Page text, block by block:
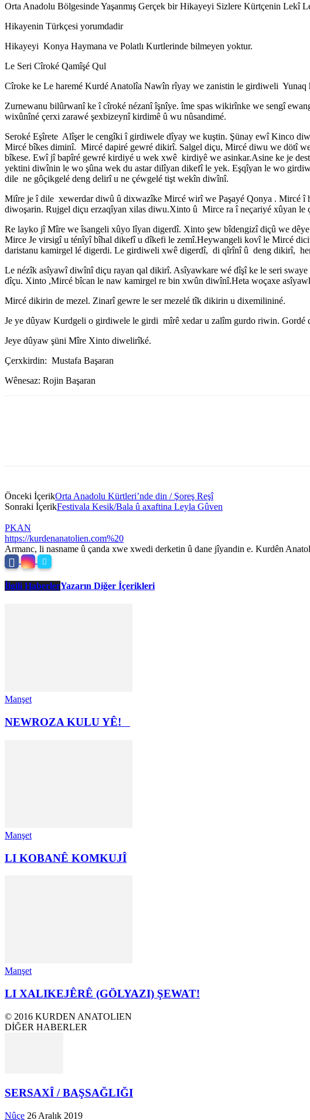
Orta Anadolu Bölgesinde Yaşanmış Gerçek bir Hikayeyi Sizlere Kürtçenin Lekî
Hikayenin Türkçesi yorumdadir
Hikayeyi Konya Haymana ve Polatlı Kurtlerinde bilmeyen yoktur.
Le Seri Cîroké Qamîşé Qul
Cîroke ke Le haremé Kurdé Anatolîa Nawîn rîyay we zanistin le girdiweli
Zurnewanu bilûrwanî ke î cîroké nézanî îşnîye. îme spas wikirînke we sengî
wixûnîné çerxi zarawé şexbizeynî kirdimê û wu nûsandimé.
Seroké Eşîrete Alîşer le cengîki î girdiwele dîyay we kuştin. Şünay ewî Kinco
Mircé bîkes diminî. Mircé dapiré gewré dikirî. Salgel diçu, Mircé diwu we dötî
bîkese. Ewî jî bapîré gewré kirdiyé u wek xwê kirdiyê we asinkar.Asine ke je
yektini diwînin le wo şûna wek du astar dilîyan dikefî le yek. Eşqîyan le wo
dile ne gôçikgelé deng delirî u ne çéwgelé tişt wekîn diwînî.
Miîre je î dile xewerdar diwû û dixwazîke Mircé wirî we Paşayé Qonya . Mircé
diwoşarin. Rujgel diçu erzaqîyan xilas diwu.Xinto û Mirce ra î neçariyé xûyan
Re layko jî Mîre we îsangeli xûyo lîyan digerdî. Xinto şew bîdengizî diçû we
Mirce Je virsigî u ténîyî bîhal dikefî u dîkefi le zemî.Heywangeli kovî le Mircé
daristanu kamirgel lé digerdi. Le girdiweli xwê digerdî, di qîrînî û deng dikirî,
Le nézîk asîyawî diwînî diçu rayan qal dikirî. Asîyawkare wé dîşî ke le seri
dîçu. Xinto ,Mircé bîcan le naw kamirgel re bin xwûn diwînî.Heta woçaxe
Mircé dikirin de mezel. Zinarî gewre le ser mezelé tîk dikirin u dixemilininé.
Je ye dûyaw Kurdgeli o girdiwele le girdi mîrê xedar u zalîm gurdo riwin.
Jeye dûyaw şüni Mîre Xinto diwelirîké.
Çerxkirdin: Mustafa Başaran
Wênesaz: Rojin Başaran
Önceki İçerikOrta Anadolu Kürtleri’nde din / Şoreş Reşî
Sonraki İçerikFestivala Kesik/Bala û axaftina Leyla Gûven
PKAN
https://kurdenanatolien.com%20
Armanc, li nasname û çanda xwe xwedi derketin û dane jîyandin e. Kurdên
İlgili HaberlerYazarın Diğer İçerikleri
Manşet
NEWROZA KULU YÊ!
Manşet
LI KOBANÊ KOMKUJÎ
Manşet
LI XALIKEJÊRÊ (GÖLYAZI) ŞEWAT!
© 2016 KURDEN ANATOLIEN
DİĞER HABERLER
SERSAXÎ / BAŞSAĞLIĞI
Nûçe 26 Aralık 2019